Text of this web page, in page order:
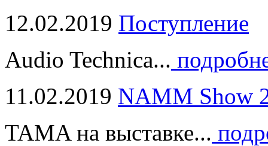
12.02.2019 Поступление
Audio Technica...
11.02.2019 NAMM Show
TAMA на выставке...